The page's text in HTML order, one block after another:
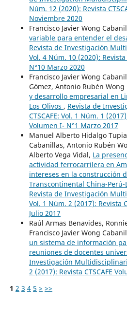
Núm. 12 (2020): Revista
Noviembre 2020
Francisco Javier Wong
variable para entender el
Revista de Investigación
Vol. 4 Núm. 10 (2020): Revista
N°10 Marzo 2020
Francisco Javier Wong
Gómez, Antonio Rubén Wong
y desarrollo empresarial en
Los Olivos , Revista de
CTSCAFE: Vol. 1 Núm. 1
Volumen I- N°1 Marzo 2017
Manuel Alberto Hidalgo
Cabanillas, Antonio Rubén
Alberto Vega Vidal, La
actividad ferrocarrilera en
intereses en la construcción
Transcontinental China-Perú-
Revista de Investigación
Vol. 1 Núm. 2 (2017): Revista
Julio 2017
Raúl Armas Benavides,
Francisco Javier Wong
un sistema de información
reuniones de docentes
Investigación
2 (2017): Revista CTSCAFE
1 2 3 4 5 > >>